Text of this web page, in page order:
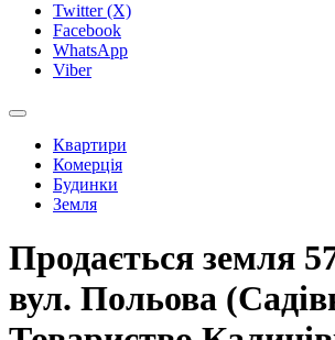
Twitter (X)
Facebook
WhatsApp
Viber
Квартири
Комерція
Будинки
Земля
Продається земля
вул. Польова